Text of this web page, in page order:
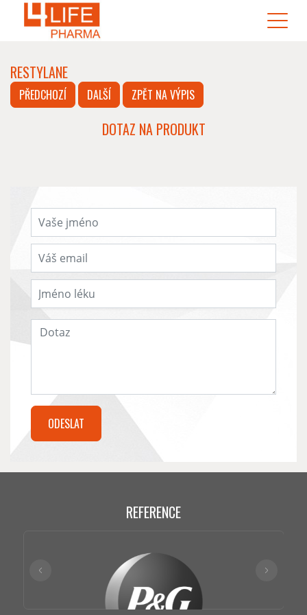
RESTYLANE
PŘEDCHOZÍ DALŠÍ ZPĚT NA VÝPIS
DOTAZ NA PRODUKT
REFERENCE